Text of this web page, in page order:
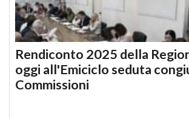
Rendiconto 2025 della
oggi all'Emiciclo seduta
Commissioni